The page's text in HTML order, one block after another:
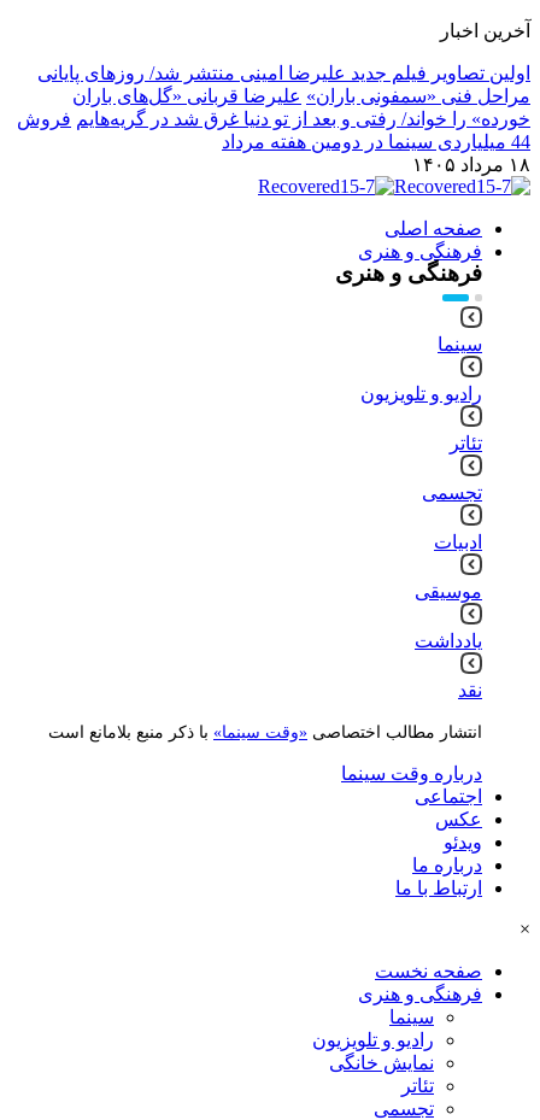
آخرین اخبار
اولین تصاویر فیلم جدید علیرضا امینی منتشر شد/ روزهای پایانی
مراحل فنی «سمفونی باران» علیرضا قربانی «گل‌های باران
خورده» را خواند/ رفتی و بعد از تو دنیا غرق شد در گریه‌هایم فروش
44 میلیاردی سینما در دومین هفته مرداد
۱۸ مرداد ۱۴۰۵
صفحه اصلی
فرهنگی و هنری
فرهنگی و هنری
سینما
رادیو و تلویزیون
تئاتر
تجسمی
ادبیات
موسیقی
یادداشت
نقد
انتشار مطالب اختصاصی «وقت سینما» با ذکر منبع بلامانع است
درباره وقت سینما
اجتماعی
عکس
ویدئو
درباره ما
ارتباط با ما
×
صفحه نخست
فرهنگی و هنری
سینما
رادیو و تلویزیون
نمایش خانگی
تئاتر
تجسمی